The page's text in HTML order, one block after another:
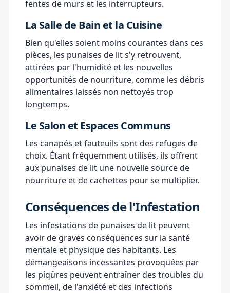
fentes de murs et les interrupteurs.
La Salle de Bain et la Cuisine
Bien qu'elles soient moins courantes dans ces
pièces, les punaises de lit s'y retrouvent,
attirées par l'humidité et les nouvelles
opportunités de nourriture, comme les débris
alimentaires laissés non nettoyés trop
longtemps.
Le Salon et Espaces Communs
Les canapés et fauteuils sont des refuges de
choix. Étant fréquemment utilisés, ils offrent
aux punaises de lit une nouvelle source de
nourriture et de cachettes pour se multiplier.
Conséquences de l'Infestation
Les infestations de punaises de lit peuvent
avoir de graves conséquences sur la santé
mentale et physique des habitants. Les
démangeaisons incessantes provoquées par
les piqûres peuvent entraîner des troubles du
sommeil, de l'anxiété et des infections